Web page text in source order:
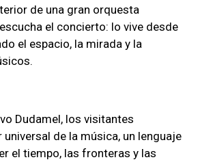
de una gran orquesta
el concierto: lo vive desde
el espacio, la mirada y la
Dudamel, los visitantes
universal de la música, un lenguaje
el tiempo, las fronteras y las